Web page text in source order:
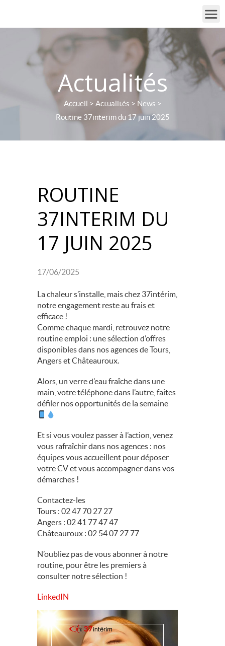
Actualités
Accueil > Actualités > News >
Routine 37interim du 17 juin 2025
ROUTINE
37INTERIM DU
17 JUIN 2025
17/06/2025
La chaleur s’installe, mais chez 37intérim,
notre engagement reste au frais et
efficace !
Comme chaque mardi, retrouvez notre
routine emploi : une sélection d’offres
disponibles dans nos agences de Tours,
Angers et Châteauroux.
Alors, un verre d’eau fraîche dans une
main, votre téléphone dans l’autre, faites
défiler nos opportunités de la semaine
Et si vous voulez passer à l’action, venez
vous rafraîchir dans nos agences : nos
équipes vous accueillent pour déposer
votre CV et vous accompagner dans vos
démarches !
Contactez-les
Tours : 02 47 70 27 27
Angers : 02 41 77 47 47
Châteauroux : 02 54 07 27 77
N’oubliez pas de vous abonner à notre
routine, pour être les premiers à
consulter notre sélection !
LinkedIN
Lecteur
vidéo